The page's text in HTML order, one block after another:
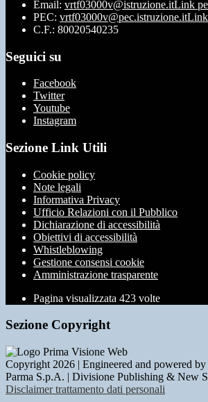
Email: vrtf03000v@istruzione.itLink
PEC: vrtf03000v@pec.istruzione.itLink
C.F.: 80020540235
Seguici su
Facebook
Twitter
Youtube
Instagram
Sezione Link Utili
Cookie policy
Note legali
Informativa Privacy
Ufficio Relazioni con il Pubblico
Dichiarazione di accessibilità
Obiettivi di accessibilità
Whistleblowing
Gestione consensi cookie
Amministrazione trasparente
Pagina visualizzata 423 volte
Sezione Copyright
Copyright 2026 | Engineered and powered
Parma S.p.A. | Divisione Publishing & New
Disclaimer trattamento dati personali